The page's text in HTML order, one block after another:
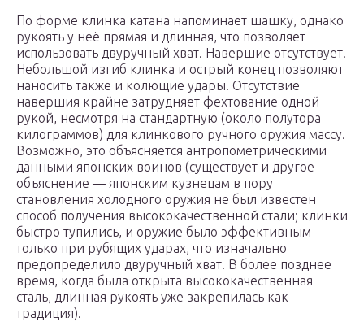
По форме клинка катана напоминает шашку, однако
рукоять у неё прямая и длинная, что позволяет
использовать двуручный хват. Навершие отсутствует.
Небольшой изгиб клинка и острый конец позволяют
наносить также и колющие удары. Отсутствие
навершия крайне затрудняет фехтование одной
рукой, несмотря на стандартную (около полутора
килограммов) для клинкового ручного оружия массу.
Возможно, это объясняется антропометрическими
данными японских воинов (существует и другое
объяснение — японским кузнецам в пору
становления холодного оружия не был известен
способ получения высококачественной стали; клинки
быстро тупились, и оружие было эффективным
только при рубящих ударах, что изначально
предопределило двуручный хват. В более позднее
время, когда была открыта высококачественная
сталь, длинная рукоять уже закрепилась как
традиция).